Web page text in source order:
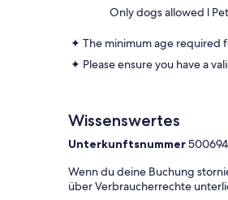
✦ You may keep your luggage
✦ Public or shared fitness
✦ Outdoor shared pool is
Other Things to Note:
Only dogs allowed l
✦ The minimum age required
✦ Please ensure you have a
Wissenswertes
Unterkunftsnummer
Wenn du deine Buchung
über Verbraucherrechte